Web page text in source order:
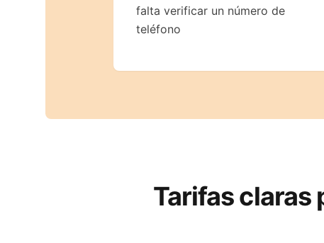
falta verificar un número de
teléfono
Tarifas claras